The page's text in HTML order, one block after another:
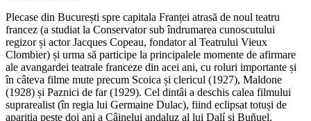
Plecase din București spre capitala Franței atrasă de noul teatru
francez (a studiat la Conservator sub îndrumarea cunoscutului
regizor și actor Jacques Copeau, fondator al Teatrului Vieux
Clombier) și urma să participe la principalele momente de afirmare
ale avangardei teatrale franceze din acei ani, cu roluri importante și
în câteva filme mute precum Scoica și clericul (1927), Maldone
(1928) și Paznici de far (1929). Cel dintâi a deschis calea filmului
suprarealist (în regia lui Germaine Dulac), fiind eclipsat totuși de
apariția peste doi ani a Câinelui andaluz al lui Dalí și Buñuel.